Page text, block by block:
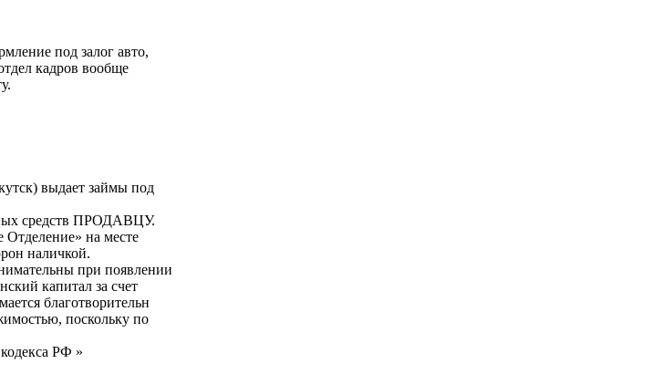
под залог авто,
кадров вообще
тск) выдает займы под
средств ПРОДАВЦУ.
Отделение» на месте
наличкой.
при появлении
капитал за счет
благотворительн
поскольку по
РФ »